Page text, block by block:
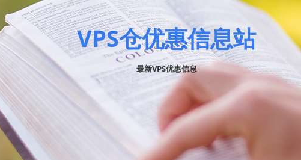
VPS仓优惠信息站
最新VPS优惠信息